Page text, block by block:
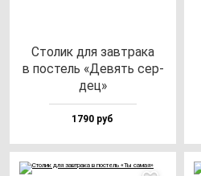
Сто­лик для зав­тра­ка
в пос­тель «Девять cер­
дец»
1790 руб